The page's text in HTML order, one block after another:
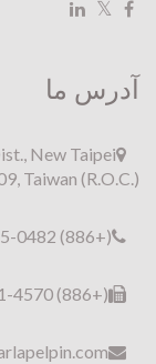
آدرس ما
New Taipei
Taiwan (R.O.C.)
(+886) 2-2225-0482
(+886) 2-2221-4570